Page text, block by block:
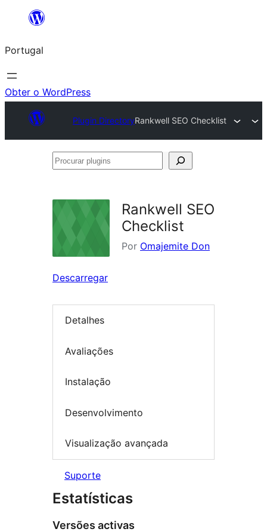
Saltar
o
conteúdo
Portugal
Obter o WordPress
Plugin DirectoryRankwell SEO Checklist
Procurar
Rankwell SEO
Checklist
Por Omajemite Don
Descarregar
Detalhes
Avaliações
Instalação
Desenvolvimento
Visualização avançada
Suporte
Estatísticas
Versões activas